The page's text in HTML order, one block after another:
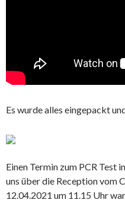
Es wurde alles eingepackt
Einen Termin zum PCR Test
uns über die Reception vom
12.04.2021 um 11.15 Uhr